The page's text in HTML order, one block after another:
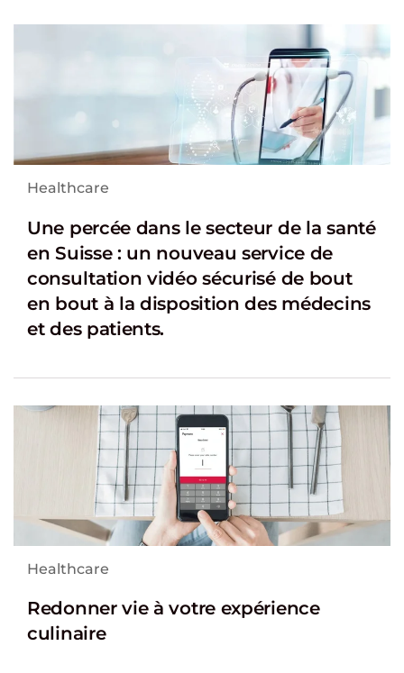
Healthcare
Une percée dans le secteur de la santé
en Suisse : un nouveau service de
consultation vidéo sécurisé de bout
en bout à la disposition des médecins
et des patients.
Healthcare
Redonner vie à votre expérience
culinaire